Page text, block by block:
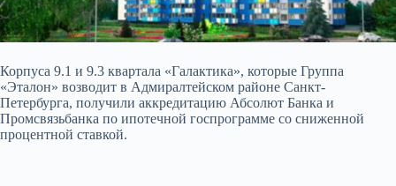
Корпуса 9.1 и 9.3 квартала «Галактика», которые Группа
«Эталон» возводит в Адмиралтейском районе Санкт-
Петербурга, получили аккредитацию Абсолют Банка и
Промсвязьбанка по ипотечной госпрограмме со сниженной
процентной ставкой.